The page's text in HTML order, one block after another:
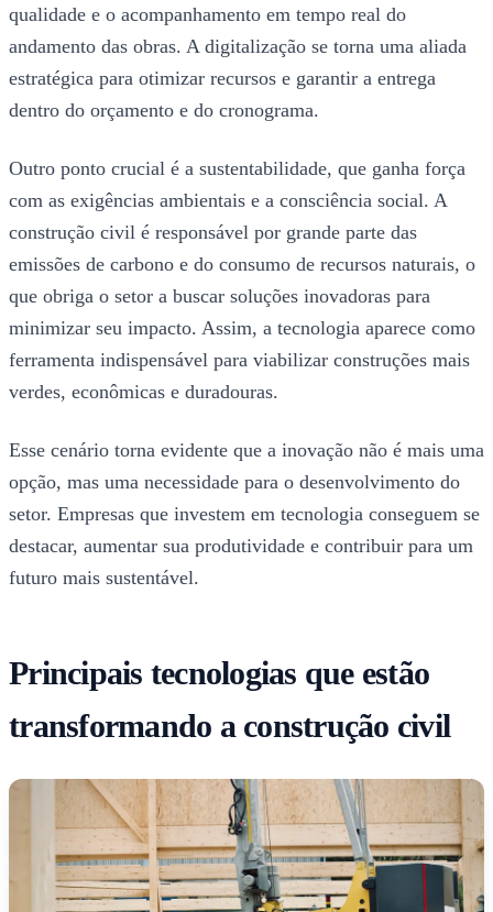
qualidade e o acompanhamento em tempo real do
andamento das obras. A digitalização se torna uma aliada
estratégica para otimizar recursos e garantir a entrega
dentro do orçamento e do cronograma.
Outro ponto crucial é a sustentabilidade, que ganha força
com as exigências ambientais e a consciência social. A
construção civil é responsável por grande parte das
emissões de carbono e do consumo de recursos naturais, o
que obriga o setor a buscar soluções inovadoras para
minimizar seu impacto. Assim, a tecnologia aparece como
ferramenta indispensável para viabilizar construções mais
verdes, econômicas e duradouras.
Esse cenário torna evidente que a inovação não é mais uma
opção, mas uma necessidade para o desenvolvimento do
setor. Empresas que investem em tecnologia conseguem se
destacar, aumentar sua produtividade e contribuir para um
futuro mais sustentável.
Principais tecnologias que estão
transformando a construção civil